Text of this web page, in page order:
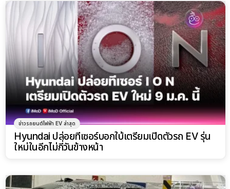
ข่าวรถยนต์ไฟฟ้า EV ล่าสุด
Hyundai ปล่อยทีเซอร์บอกใบ้เตรียมเปิดตัวรถ EV รุ่น
ใหม่ในอีกไม่กี่วันข้างหน้า